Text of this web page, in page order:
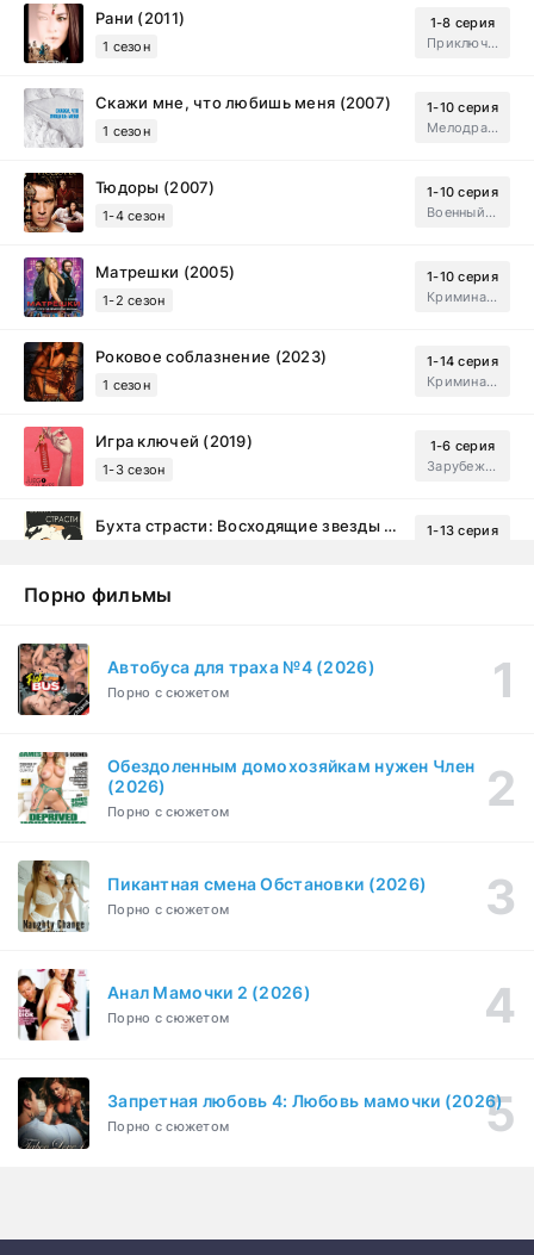
Рани (2011)
1 сезон
1-8 серия
Приключения, Зарубежный, Мелодрама
Скажи мне, что любишь меня (2007)
1 сезон
1-10 серия
Мелодрама, Драма
Тюдоры (2007)
1-4 сезон
1-10 серия
Военный, Исторический, Зарубежный, Мелодрама, Драма
Матрешки (2005)
1-2 сезон
1-10 серия
Криминал, Драма
Роковое соблазнение (2023)
1 сезон
1-14 серия
Криминал, Мистический, Триллер, Драма
Игра ключей (2019)
1-3 сезон
1-6 серия
Зарубежный, Мелодрама, Драма
Бухта страсти: Восходящие звезды (2000)
1-13 серия
Эйфория (2019)
Бисексуалка (2018)
Сутенёры (2023)
1 сезон
1-6 серия
Порно фильмы
Автобуса для траха №4 (2026)
Порно с сюжетом
Обездоленным домохозяйкам нужен Член
(2026)
Порно с сюжетом
Пикантная смена Обстановки (2026)
Порно с сюжетом
Анал Мамочки 2 (2026)
Порно с сюжетом
Запретная любовь 4: Любовь мамочки (2026)
Порно с сюжетом